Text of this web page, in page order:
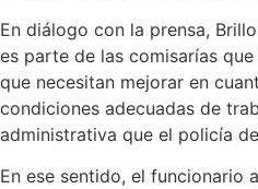
En diálogo con la prensa,
es parte de las comisarías
que necesitan mejorar en
condiciones adecuadas de
administrativa que el policía
En ese sentido, el funcionario